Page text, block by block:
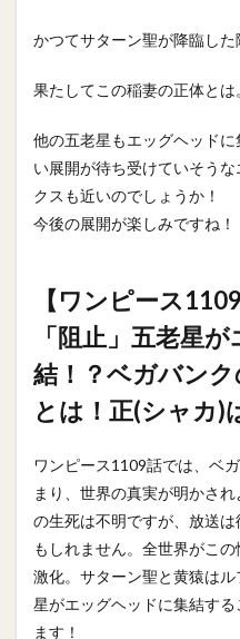
かつてサターン聖が降臨した
果たしてこの稲妻の正体とは
他の五老星もエッグヘッド
い展開が待ち受けていそう
クスも近いのでしょうか！
今後の展開が楽しみですね！
【ワンピース
「阻止」五老星
結！？ベガバン
とは！正(シャカ)
ワンピース1109話では、ベ
まり、世界の真実が明かさ
の生死は不明ですが、放送
もしれません。全世界がこ
激化。サターン聖と黄猿は
星がエッグヘッドに集結す
ます！